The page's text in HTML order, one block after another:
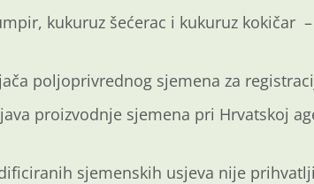
kukuruz šećerac i kukuruz kokičar
poljoprivrednog sjemena za
proizvodnje sjemena pri Hrvatskoj
sjemenskih usjeva nije